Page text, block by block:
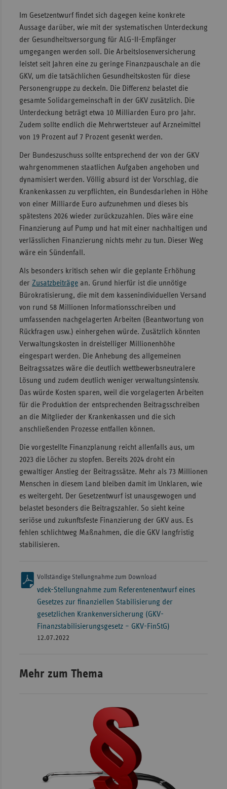
Im Gesetzentwurf findet sich dagegen keine konkrete
Aussage darüber, wie mit der systematischen Unterdeckung
der Gesundheitsversorgung für ALG-II-Empfänger
umgegangen werden soll. Die Arbeitslosenversicherung
leistet seit Jahren eine zu geringe Finanzpauschale an die
GKV, um die tatsächlichen Gesundheitskosten für diese
Personengruppe zu deckeln. Die Differenz belastet die
gesamte Solidargemeinschaft in der GKV zusätzlich. Die
Unterdeckung beträgt etwa 10 Milliarden Euro pro Jahr.
Zudem sollte endlich die Mehrwertsteuer auf Arzneimittel
von 19 Prozent auf 7 Prozent gesenkt werden.
Der Bundeszuschuss sollte entsprechend der von der GKV
wahrgenommenen staatlichen Aufgaben angehoben und
dynamisiert werden. Völlig absurd ist der Vorschlag, die
Krankenkassen zu verpflichten, ein Bundesdarlehen in Höhe
von einer Milliarde Euro aufzunehmen und dieses bis
spätestens 2026 wieder zurückzuzahlen. Dies wäre eine
Finanzierung auf Pump und hat mit einer nachhaltigen und
verlässlichen Finanzierung nichts mehr zu tun. Dieser Weg
wäre ein Sündenfall.
Als besonders kritisch sehen wir die geplante Erhöhung
der Zusatzbeiträgean. Grund hierfür ist die unnötige
Bürokratisierung, die mit dem kassenindividuellen Versand
von rund 58 Millionen Informationsschreiben und
umfassenden nachgelagerten Arbeiten (Beantwortung von
Rückfragen usw.) einhergehen würde. Zusätzlich könnten
Verwaltungskosten in dreistelliger Millionenhöhe
eingespart werden. Die Anhebung des allgemeinen
Beitragssatzes wäre die deutlich wettbewerbsneutralere
Lösung und zudem deutlich weniger verwaltungsintensiv.
Das würde Kosten sparen, weil die vorgelagerten Arbeiten
für die Produktion der entsprechenden Beitragsschreiben
an die Mitglieder der Krankenkassen und die sich
anschließenden Prozesse entfallen können.
Die vorgestellte Finanzplanung reicht allenfalls aus, um
2023 die Löcher zu stopfen. Bereits 2024 droht ein
gewaltiger Anstieg der Beitragssätze. Mehr als 73 Millionen
Menschen in diesem Land bleiben damit im Unklaren, wie
es weitergeht. Der Gesetzentwurf ist unausgewogen und
belastet besonders die Beitragszahler. So sieht keine
seriöse und zukunftsfeste Finanzierung der GKV aus. Es
fehlen schlichtweg Maßnahmen, die die GKV langfristig
stabilisieren.
Vollständige Stellungnahme zum Download
vdek-Stellungnahme zum Referentenentwurf eines
Gesetzes zur finanziellen Stabilisierung der
gesetzlichen Krankenversicherung (GKV-
Finanzstabilisierungsgesetz – GKV-FinStG)
12.07.2022
Mehr zum Thema